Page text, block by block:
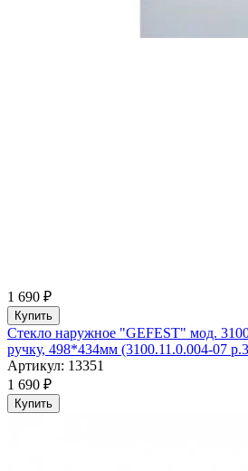
1 690 ₽
Купить
Стекло наружное "GEFEST" мод.
ручку, 498*434мм (3100.11.0.004-07
Артикул: 13351
1 690 ₽
Купить